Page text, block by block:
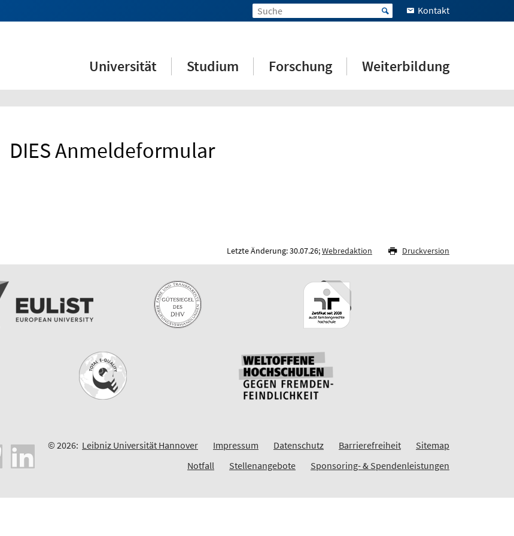
Kontakt
Universität Studium Forschung Weiterbildung
DIES Anmeldeformular
Letzte Änderung: 30.07.26;Webredaktion Druckversion
© 2026: Leibniz Universität Hannover Impressum Datenschutz Barrierefreiheit
Sitemap
Notfall
Stellenangebote Sponsoring- & Spendenleistungen